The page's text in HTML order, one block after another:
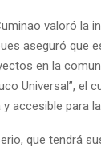
valoró la
aseguró que
en la
Universal”, el
accesible para
que tendrá